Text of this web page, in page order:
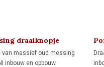
draaiknopje
van massief oud messing
inbouw en opbouw